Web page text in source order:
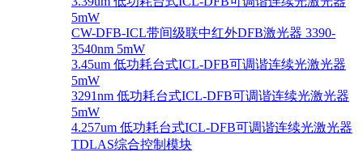
5mW
CW-DFB-ICL带间级联中红外DFB激光器 3390-
3540nm 5mW
3.45um 低功耗台式ICL-DFB可调谐连续光激光器
5mW
3291nm 低功耗台式ICL-DFB可调谐连续光激光器
5mW
4.257um 低功耗台式ICL-DFB可调谐连续光激光器
TDLAS综合控制模块